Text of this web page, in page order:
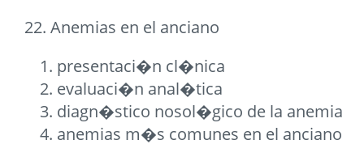
22. Anemias en el anciano
presentaci�n cl�nica
evaluaci�n anal�tica
diagn�stico nosol�gico de la anemia
anemias m�s comunes en el anciano